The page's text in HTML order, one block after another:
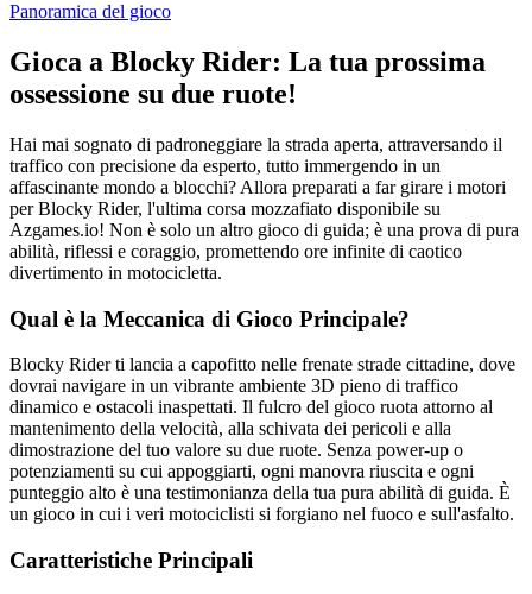
Panoramica del gioco
Gioca a Blocky Rider: La tua prossima
ossessione su due ruote!
Hai mai sognato di padroneggiare la strada aperta, attraversando il
traffico con precisione da esperto, tutto immergendo in un
affascinante mondo a blocchi? Allora preparati a far girare i motori
per Blocky Rider, l'ultima corsa mozzafiato disponibile su
Azgames.io! Non è solo un altro gioco di guida; è una prova di pura
abilità, riflessi e coraggio, promettendo ore infinite di caotico
divertimento in motocicletta.
Qual è la Meccanica di Gioco Principale?
Blocky Rider ti lancia a capofitto nelle frenate strade cittadine, dove
dovrai navigare in un vibrante ambiente 3D pieno di traffico
dinamico e ostacoli inaspettati. Il fulcro del gioco ruota attorno al
mantenimento della velocità, alla schivata dei pericoli e alla
dimostrazione del tuo valore su due ruote. Senza power-up o
potenziamenti su cui appoggiarti, ogni manovra riuscita e ogni
punteggio alto è una testimonianza della tua pura abilità di guida. È
un gioco in cui i veri motociclisti si forgiano nel fuoco e sull'asfalto.
Caratteristiche Principali